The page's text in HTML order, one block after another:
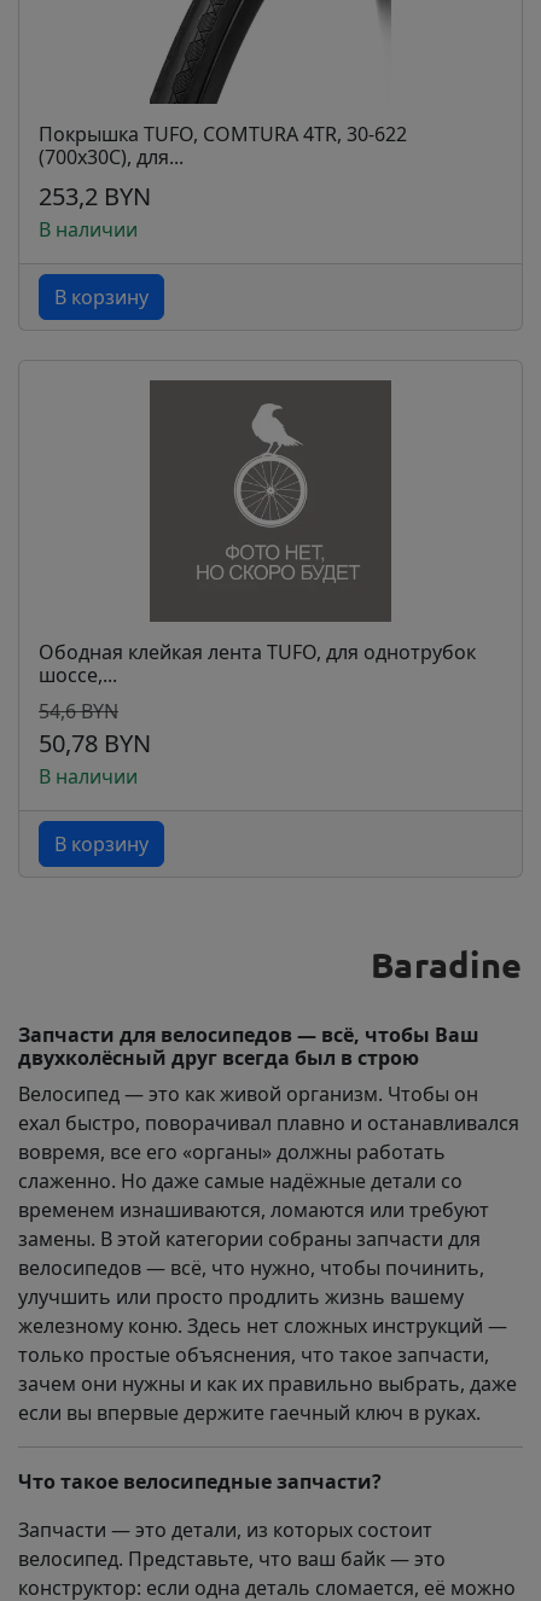
Покрышка TUFO, COMTURA 4TR, 30-622
(700x30C), для...
253,2 BYN
В наличии
В корзину
Ободная клейкая лента TUFO, для однотрубок
шоссе,...
54,6 BYN
50,78 BYN
В наличии
В корзину
Запчасти для велосипедов — всё, чтобы Ваш
двухколёсный друг всегда был в строю
Велосипед — это как живой организм. Чтобы он
ехал быстро, поворачивал плавно и останавливался
вовремя, все его «органы» должны работать
слаженно. Но даже самые надёжные детали со
временем изнашиваются, ломаются или требуют
замены. В этой категории собраны запчасти для
велосипедов — всё, что нужно, чтобы починить,
улучшить или просто продлить жизнь вашему
железному коню. Здесь нет сложных инструкций —
только простые объяснения, что такое запчасти,
зачем они нужны и как их правильно выбрать, даже
если вы впервые держите гаечный ключ в руках.
Что такое велосипедные запчасти?
Запчасти — это детали, из которых состоит
велосипед. Представьте, что ваш байк — это
конструктор: если одна деталь сломается, её можно